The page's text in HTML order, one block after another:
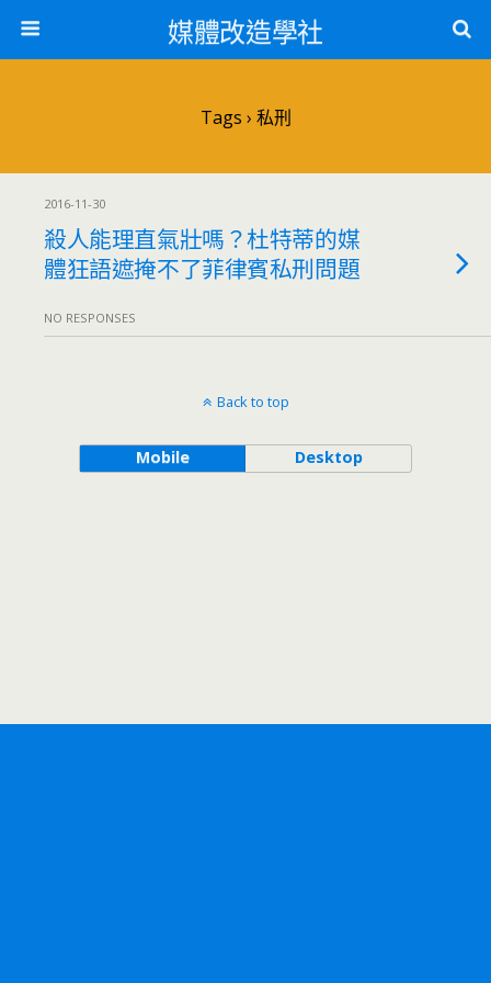
媒體改造學社
Tags › 私刑
2016-11-30
殺人能理直氣壯嗎？杜特蒂的媒
體狂語遮掩不了菲律賓私刑問題
NO RESPONSES
Back to top
Mobile Desktop